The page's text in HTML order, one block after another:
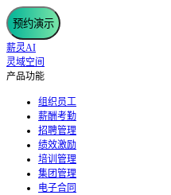
预约演示
薪灵AI
灵域空间
产品功能
组织员工
薪酬考勤
招聘管理
绩效激励
培训管理
集团管理
电子合同